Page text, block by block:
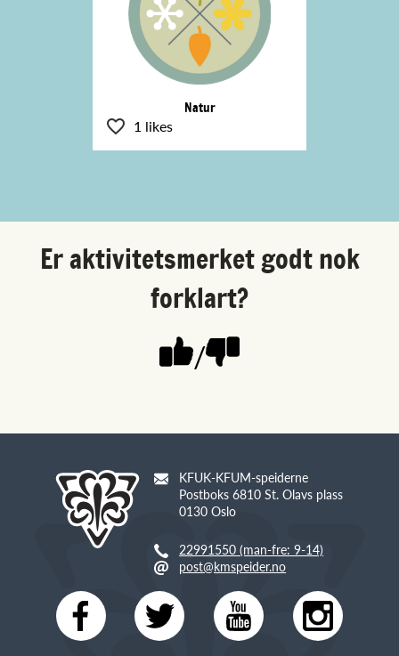
Natur
1 likes
Er aktivitetsmerket godt nok
forklart?
/
KFUK-KFUM-speiderne
Postboks 6810 St. Olavs plass
0130 Oslo
22991550 (man-fre: 9-14)
post@kmspeider.no